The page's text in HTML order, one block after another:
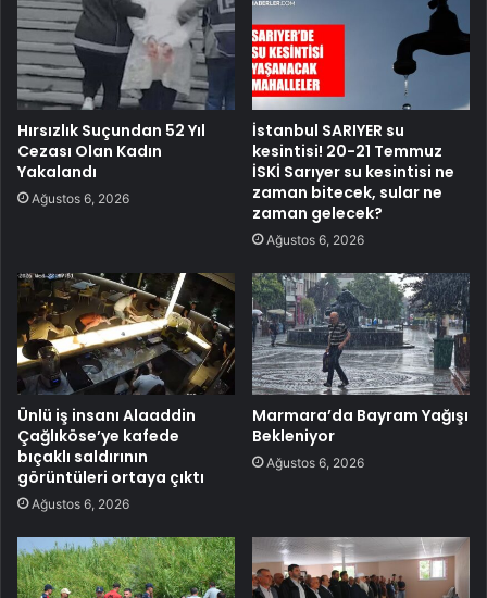
Hırsızlık Suçundan 52 Yıl
Cezası Olan Kadın
Yakalandı
Ağustos 6, 2026
İstanbul SARIYER su
kesintisi! 20-21 Temmuz
İSKİ Sarıyer su kesintisi ne
zaman bitecek, sular ne
zaman gelecek?
Ağustos 6, 2026
Ünlü iş insanı Alaaddin
Çağlıköse’ye kafede
bıçaklı saldırının
görüntüleri ortaya çıktı
Ağustos 6, 2026
Marmara’da Bayram Yağışı
Bekleniyor
Ağustos 6, 2026